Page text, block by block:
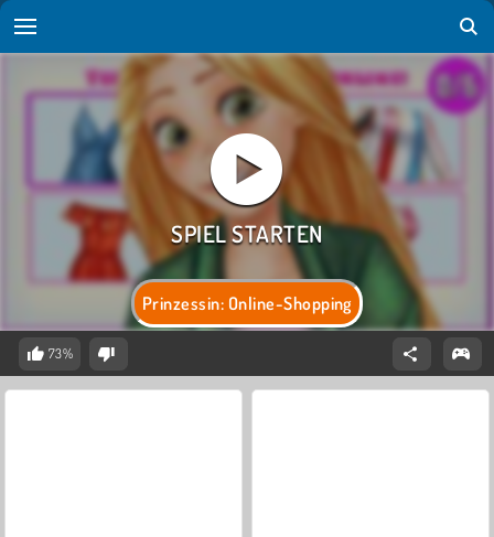
Prinzessin: Online-Shopping
73%